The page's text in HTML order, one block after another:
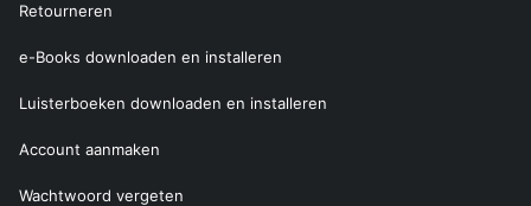
Retourneren
e-Books downloaden en installeren
Luisterboeken downloaden en installeren
Account aanmaken
Wachtwoord vergeten